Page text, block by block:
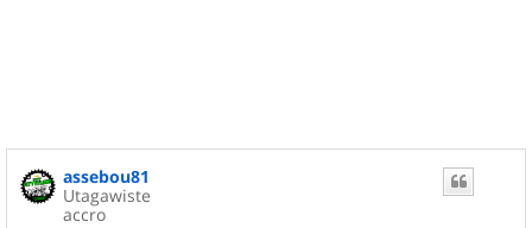
assebou81
Utagawiste
accro